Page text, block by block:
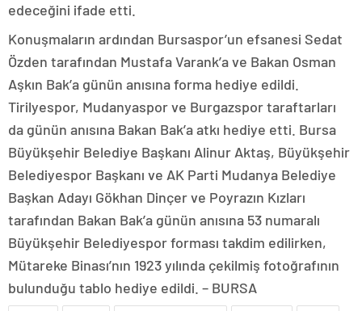
edeceğini ifade etti.
Konuşmaların ardından Bursaspor’un efsanesi Sedat
Özden tarafından Mustafa Varank’a ve Bakan Osman
Aşkın Bak’a günün anısına forma hediye edildi.
Tirilyespor, Mudanyaspor ve Burgazspor taraftarları
da günün anısına Bakan Bak’a atkı hediye etti. Bursa
Büyükşehir Belediye Başkanı Alinur Aktaş, Büyükşehir
Belediyespor Başkanı ve AK Parti Mudanya Belediye
Başkan Adayı Gökhan Dinçer ve Poyrazın Kızları
tarafından Bakan Bak’a günün anısına 53 numaralı
Büyükşehir Belediyespor forması takdim edilirken,
Mütareke Binası’nın 1923 yılında çekilmiş fotoğrafının
bulunduğu tablo hediye edildi. – BURSA